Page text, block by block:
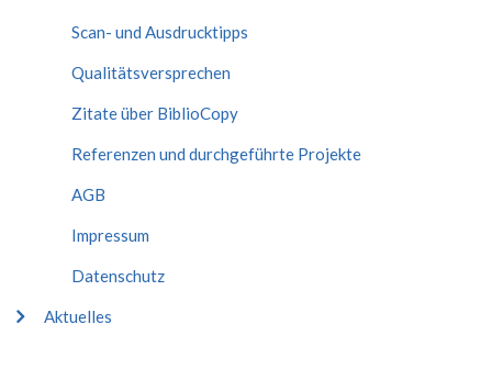
Scan- und Ausdrucktipps
Qualitätsversprechen
Zitate über BiblioCopy
Referenzen und durchgeführte Projekte
AGB
Impressum
Datenschutz
Aktuelles